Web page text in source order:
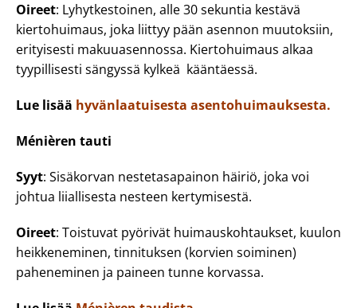
Oireet: Lyhytkestoinen, alle 30 sekuntia kestävä
kiertohuimaus, joka liittyy pään asennon muutoksiin,
erityisesti makuuasennossa. Kiertohuimaus alkaa
tyypillisesti sängyssä kylkeä kääntäessä.
Lue lisää hyvänlaatuisesta asentohuimauksesta.
Ménièren tauti
Syyt: Sisäkorvan nestetasapainon häiriö, joka voi
johtua liiallisesta nesteen kertymisestä.
Oireet: Toistuvat pyörivät huimauskohtaukset, kuulon
heikkeneminen, tinnituksen (korvien soiminen)
paheneminen ja paineen tunne korvassa.